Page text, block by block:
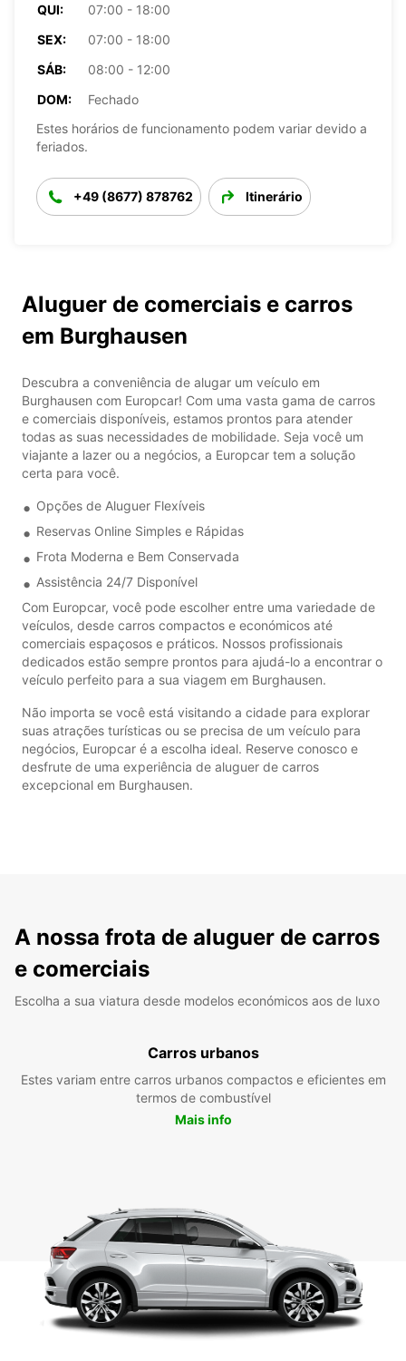
QUI:
07:00 - 18:00
SEX:
07:00 - 18:00
SÁB:
08:00 - 12:00
DOM:
Fechado
Estes horários de funcionamento podem variar devido a
feriados.
+49 (8677) 878762 Itinerário
Aluguer de comerciais e carros
em Burghausen
Descubra a conveniência de alugar um veículo em
Burghausen com Europcar! Com uma vasta gama de carros
e comerciais disponíveis, estamos prontos para atender
todas as suas necessidades de mobilidade. Seja você um
viajante a lazer ou a negócios, a Europcar tem a solução
certa para você.
Opções de Aluguer Flexíveis
Reservas Online Simples e Rápidas
Frota Moderna e Bem Conservada
Assistência 24/7 Disponível
Com Europcar, você pode escolher entre uma variedade de
veículos, desde carros compactos e económicos até
comerciais espaçosos e práticos. Nossos profissionais
dedicados estão sempre prontos para ajudá-lo a encontrar o
veículo perfeito para a sua viagem em Burghausen.
Não importa se você está visitando a cidade para explorar
suas atrações turísticas ou se precisa de um veículo para
negócios, Europcar é a escolha ideal. Reserve conosco e
desfrute de uma experiência de aluguer de carros
excepcional em Burghausen.
A nossa frota de aluguer de carros
e comerciais
Escolha a sua viatura desde modelos económicos aos de luxo
Carros urbanos
Estes variam entre carros urbanos compactos e eficientes em
termos de combustível
Mais info